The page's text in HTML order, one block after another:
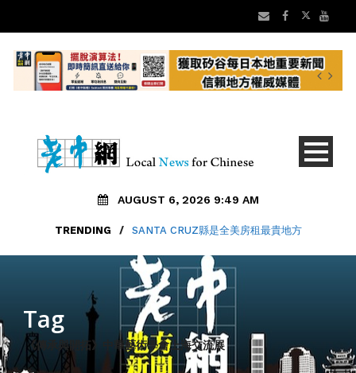
AUGUST 6, 2026 9:49 AM
TRENDING / SANTA CRUZ縣是全美房租最貴地方
Tag
《傳承與開拓》中華藝術學會上海交流展